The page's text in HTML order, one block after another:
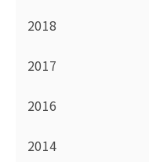
2018
2017
2016
2014